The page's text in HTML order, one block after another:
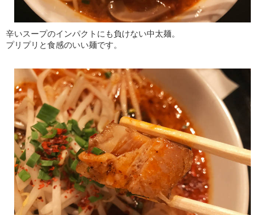
辛いスープのインパクトにも負けない中太麺。
プリプリと食感のいい麺です。